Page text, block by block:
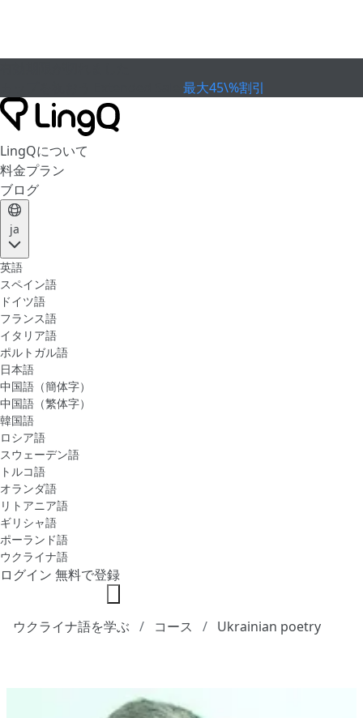
最大45\%割引
LingQについて
料金プラン
ブログ
ja
英語
スペイン語
ドイツ語
フランス語
イタリア語
ポルトガル語
日本語
中国語（簡体字）
中国語（繁体字）
韓国語
ロシア語
スウェーデン語
トルコ語
オランダ語
リトアニア語
ギリシャ語
ポーランド語
ウクライナ語
ログイン 無料で登録
ウクライナ語を学ぶ コース Ukrainian poetry